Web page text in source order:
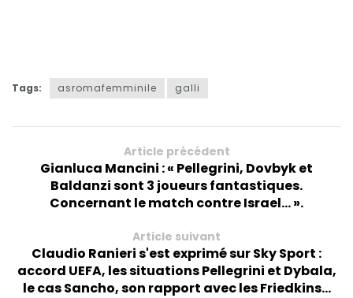
Tags: asromafemminile galli
Article précédent
Gianluca Mancini : « Pellegrini, Dovbyk et
Baldanzi sont 3 joueurs fantastiques.
Concernant le match contre Israel... ».
Article suivant
Claudio Ranieri s'est exprimé sur Sky Sport :
accord UEFA, les situations Pellegrini et Dybala,
le cas Sancho, son rapport avec les Friedkins...